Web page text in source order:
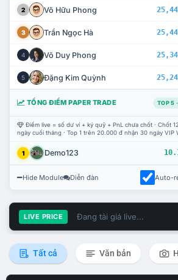
2 Võ Hữu Phong
3 Trần Ngọc Hà
4 Võ Duy Phong
5 Đặng Kim Quỳnh
TỔNG ĐIỂM PAPER TRADE TOP 5
Điểm live = số dư ví + ký quỹ + PnL chưa chốt · Chốt
ngày cuối tháng · Top 1 trên 20.000 đ nhận 30 ngày VIP
1 Demo123
Hide Module Diễn đàn Auto-
LIVE PRICE Đang tải giá live...
Tất cả Văn bản